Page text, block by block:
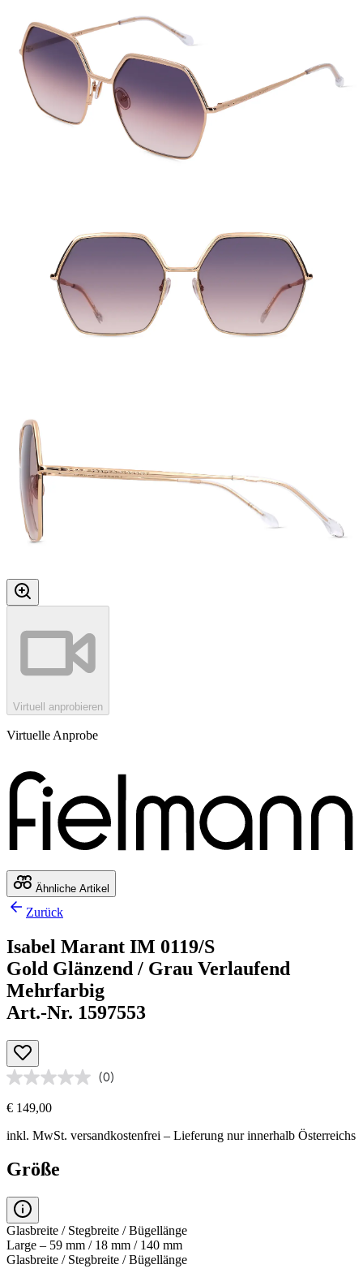
Virtuell anprobieren
Virtuelle Anprobe
Ähnliche Artikel
Zurück
Isabel Marant IM 0119/S
Gold Glänzend / Grau Verlaufend
Mehrfarbig
Art.-Nr. 1597553
(0)
€ 149,00
inkl. MwSt. versandkostenfrei – Lieferung nur innerhalb Österreichs
Größe
Glasbreite / Stegbreite / Bügellänge
Large – 59 mm / 18 mm / 140 mm
Glasbreite / Stegbreite / Bügellänge